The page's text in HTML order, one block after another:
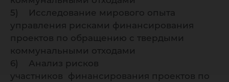
5) Исследование мирового опыта
управления рисками финансирования
проектов по обращению с твердыми
коммунальными отходами
6) Анализ рисков
участников финансирования проектов по